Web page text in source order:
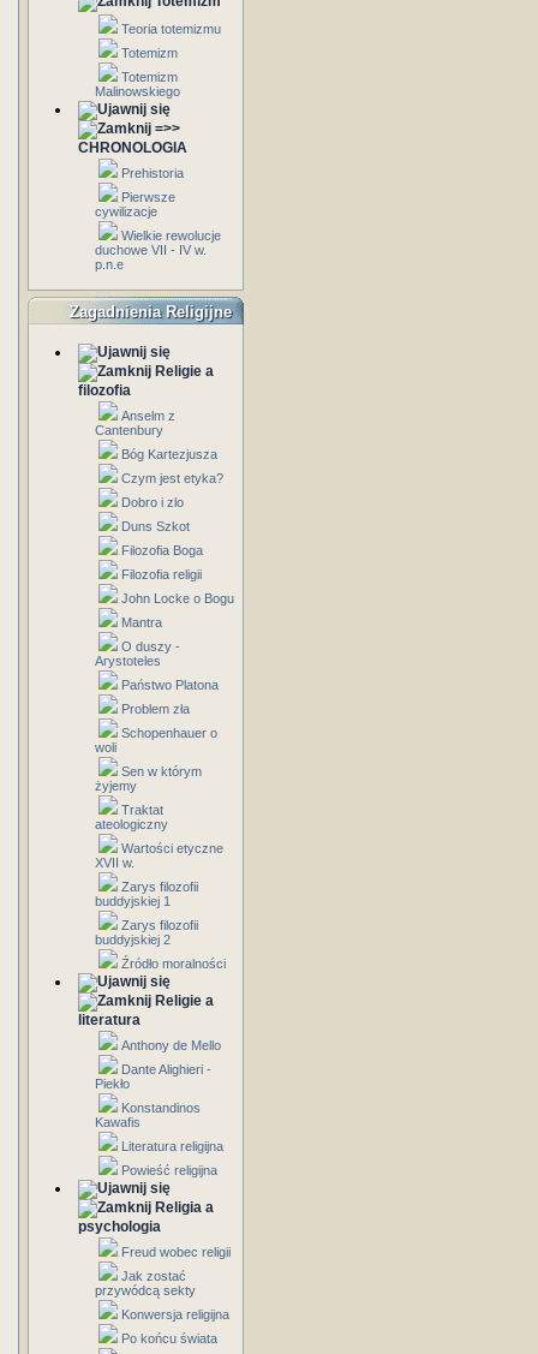
Teoria totemizmu
Totemizm
Totemizm
Malinowskiego
=>>
CHRONOLOGIA
Prehistoria
Pierwsze
cywilizacje
Wielkie rewolucje
duchowe VII - IV w.
p.n.e
Zagadnienia Religijne
Religie a
filozofia
Anselm z
Cantenbury
Bóg Kartezjusza
Czym jest etyka?
Dobro i zlo
Duns Szkot
Filozofia Boga
Filozofia religii
John Locke o Bogu
Mantra
O duszy -
Arystoteles
Państwo Platona
Problem zła
Schopenhauer o
woli
Sen w którym
żyjemy
Traktat
ateologiczny
Wartości etyczne
XVII w.
Zarys filozofii
buddyjskiej 1
Zarys filozofii
buddyjskiej 2
Źródło moralności
Religie a
literatura
Anthony de Mello
Dante Alighieri -
Piekło
Konstandinos
Kawafis
Literatura religijna
Powieść religijna
Religia a
psychologia
Freud wobec religii
Jak zostać
przywódcą sekty
Konwersja religijna
Po końcu świata